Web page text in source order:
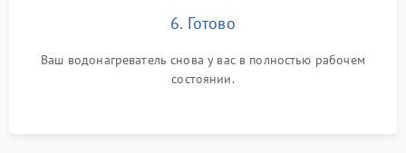
6. Готово
Ваш водонагреватель снова у вас в полностью рабочем
состоянии.